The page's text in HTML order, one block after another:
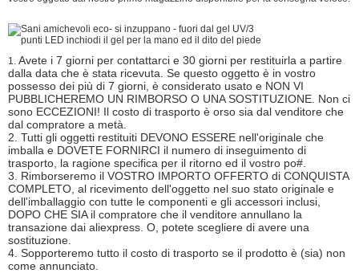
1. Avete i 7 giorni per contattarci e 30 giorni per restituirla a partire
dalla data che è stata ricevuta. Se questo oggetto è in vostro
possesso dei più di 7 giorni, è considerato usato e NON VI
PUBBLICHEREMO UN RIMBORSO O UNA SOSTITUZIONE. Non ci
sono ECCEZIONI! Il costo di trasporto è orso sia dal venditore che
dal compratore a metà.
2. Tutti gli oggetti restituiti DEVONO ESSERE nell'originale che
imballa e DOVETE FORNIRCI il numero di inseguimento di
trasporto, la ragione specifica per il ritorno ed il vostro po#.
3. Rimborseremo il VOSTRO IMPORTO OFFERTO di CONQUISTA
COMPLETO, al ricevimento dell'oggetto nel suo stato originale e
dell'imballaggio con tutte le componenti e gli accessori inclusi,
DOPO CHE SIA il compratore che il venditore annullano la
transazione dai aliexpress. O, potete scegliere di avere una
sostituzione.
4. Sopporteremo tutto il costo di trasporto se il prodotto è (sia) non
come annunciato.